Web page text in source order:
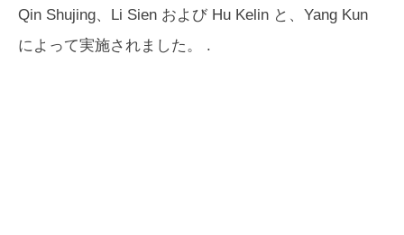
Qin Shujing、Li Sien および Hu Kelin と、Yang Kun
によって実施されました。 .